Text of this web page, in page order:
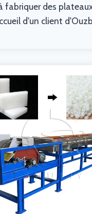
fabriquer des
d'un client